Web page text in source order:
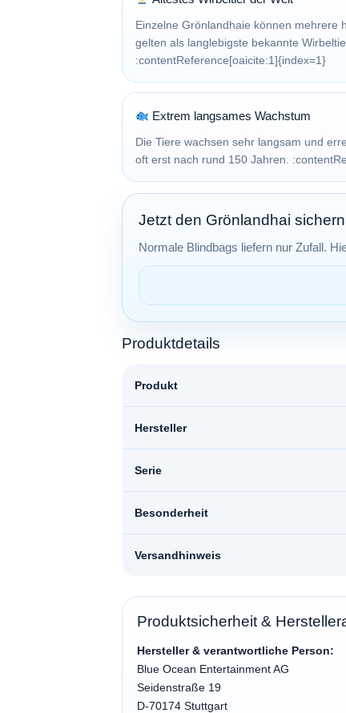
Einzelne Grönlandhaie können mehrere
gelten als langlebigste bekannte
:contentReference[oaicite:1]{index=1}
Extrem langsames Wachstum
Die Tiere wachsen sehr langsam und
oft erst nach rund 150 Jahren.
Jetzt den Grönlandhai sichern
Normale Blindbags liefern nur Zufall.
Produktdetails
Produkt
Hersteller
Serie
Besonderheit
Versandhinweis
Produktsicherheit &
Hersteller & verantwortliche Person:
Blue Ocean Entertainment AG
Seidenstraße 19
D-70174 Stuttgart